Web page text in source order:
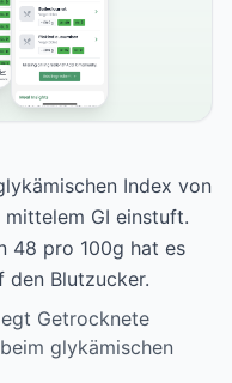
Index von
GI einstuft.
48 pro 100g hat es
den Blutzucker.
Getrocknete
glykämischen